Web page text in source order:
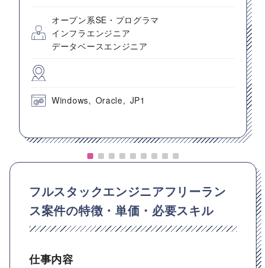
オープン系SE・プログラマ
インフラエンジニア
データベースエンジニア
Windows Oracle JP1
フルスタックエンジニアフリーラン
ス案件の特徴・単価・必要スキル
仕事内容